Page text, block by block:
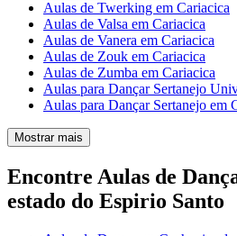
Aulas de Twerking em Cariacica
Aulas de Valsa em Cariacica
Aulas de Vanera em Cariacica
Aulas de Zouk em Cariacica
Aulas de Zumba em Cariacica
Aulas para Dançar Sertanejo
Aulas para Dançar Sertanejo em
Mostrar mais
Encontre Aulas de
estado do Espirio Santo